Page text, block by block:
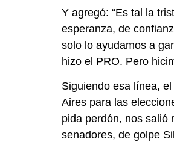
Y agregó: “Es tal la
esperanza, de
solo lo ayudamos a
hizo el PRO. Pero
Siguiendo esa línea,
Aires para las
pida perdón, nos salió
senadores, de golpe